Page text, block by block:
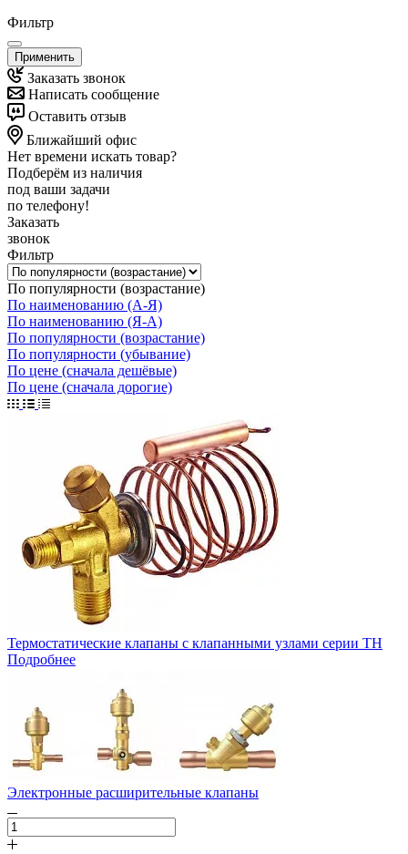
Фильтр
Применить
Заказать звонок
Написать сообщение
Оставить отзыв
Ближайший офис
Нет времени искать товар?
Подберём из наличия
под ваши задачи
по телефону!
Заказать
звонок
Фильтр
По популярности (возрастание)
По наименованию (А-Я)
По наименованию (Я-А)
По популярности (возрастание)
По популярности (убывание)
По цене (сначала дешёвые)
По цене (сначала дорогие)
Термостатические клапаны с клапанными узлами серии TH
Подробнее
Электронные расширительные клапаны